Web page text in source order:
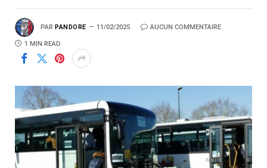
PAR PANDORE 11/02/2025 AUCUN COMMENTAIRE
1 MIN READ